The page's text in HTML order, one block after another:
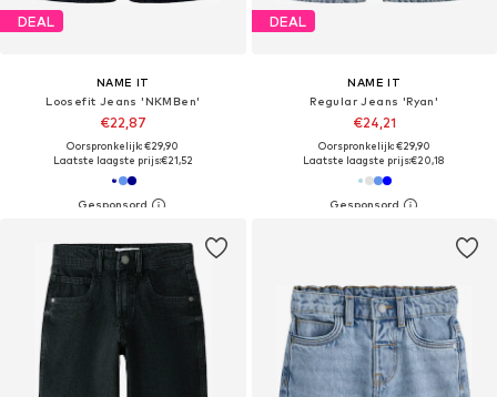
DEAL
NAME IT
Loosefit Jeans 'NKMBen'
€22,87
Oorspronkelijk: €29,90
Laatste laagste prijs:€21,52
DEAL
NAME IT
Regular Jeans 'Ryan'
€24,21
Oorspronkelijk: €29,90
Laatste laagste prijs:€20,18